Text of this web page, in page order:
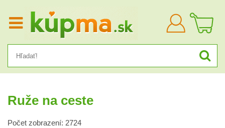
Prihlásiť
sa
Ruže na ceste
Počet zobrazení: 2724